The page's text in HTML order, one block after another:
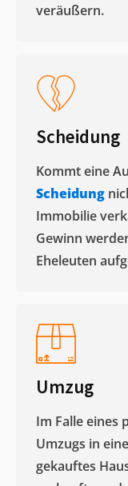
veräußern. ​
Scheidung
Kommt eine
Scheidung
Immobilie
Gewinn
Eheleuten
Umzug
Im Falle eines
Umzugs in
gekauftes